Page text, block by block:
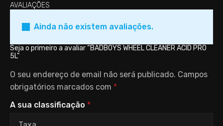
AVALIAÇÕES
Ainda não existem avaliações.
Seja o primeiro a avaliar “BADBOYS WHEEL CLEANER ACID PRO
5L”
O seu endereço de email não será publicado. Campos
obrigatórios marcados com *
A sua classificação *